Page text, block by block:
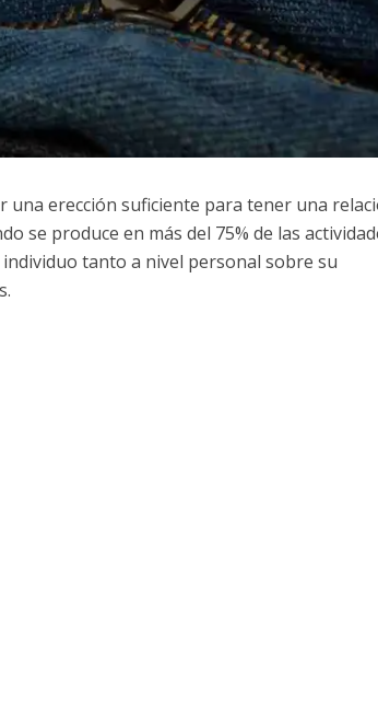
una erección suficiente para tener una
se produce en más del 75% de las
tanto a nivel personal sobre su